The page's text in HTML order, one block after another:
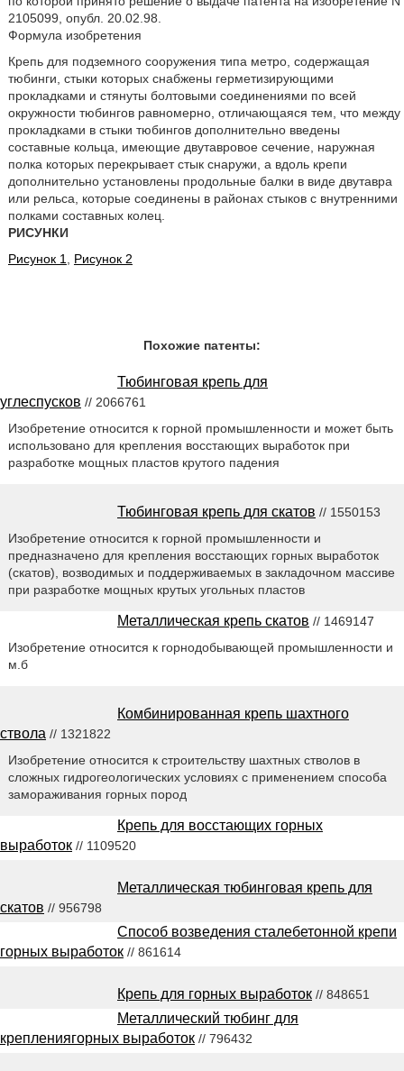
2105099, опубл. 20.02.98.
Формула изобретения
Крепь для подземного сооружения типа метро, содержащая
тюбинги, стыки которых снабжены герметизирующими
прокладками и стянуты болтовыми соединениями по всей
окружности тюбингов равномерно, отличающаяся тем, что между
прокладками в стыки тюбингов дополнительно введены
составные кольца, имеющие двутавровое сечение, наружная
полка которых перекрывает стык снаружи, а вдоль крепи
дополнительно установлены продольные балки в виде двутавра
или рельса, которые соединены в районах стыков с внутренними
полками составных колец.
РИСУНКИ
Рисунок 1
Рисунок 2
Похожие патенты:
Тюбинговая крепь для
углеспусков // 2066761
Изобретение относится к горной промышленности и может быть
использовано для крепления восстающих выработок при
разработке мощных пластов крутого падения
Тюбинговая крепь для скатов // 1550153
Изобретение относится к горной промышленности и
предназначено для крепления восстающих горных выработок
(скатов), возводимых и поддерживаемых в закладочном массиве
при разработке мощных крутых угольных пластов
Металлическая крепь скатов // 1469147
Изобретение относится к горнодобывающей промышленности и
м.б
Комбинированная крепь шахтного
ствола // 1321822
Изобретение относится к строительству шахтных стволов в
сложных гидрогеологических условиях с применением способа
замораживания горных пород
Крепь для восстающих горных
выработок // 1109520
Металлическая тюбинговая крепь для
скатов // 956798
Способ возведения сталебетонной крепи
горных выработок // 861614
Крепь для горных выработок // 848651
Металлический тюбинг для
креплениягорных выработок // 796432